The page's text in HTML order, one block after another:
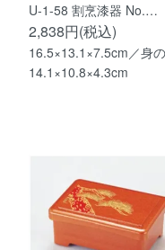
U-1-58 割烹漆器 No.…
2,838円(税込)
16.5×13.1×7.5cm／身
14.1×10.8×4.3cm